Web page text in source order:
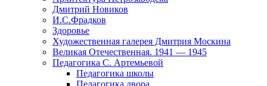
Дмитрий Новиков
И.С.Фрадков
Здоровье
Художественная галерея Дмитрия Москина
Великая Отечественная. 1941 — 1945
Педагогика С. Артемьевой
Педагогика школы